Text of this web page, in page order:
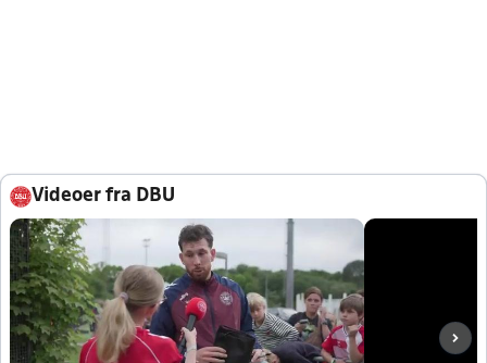
Videoer fra DBU